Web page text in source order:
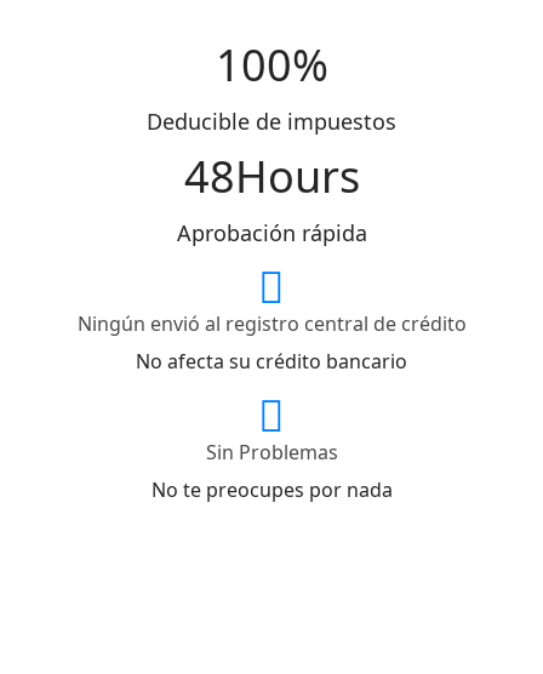
100
Deducible de impuestos
48
Aprobación rápida
Ningún envió al registro central de crédito
No afecta su crédito bancario
Sin Problemas
No te preocupes por nada